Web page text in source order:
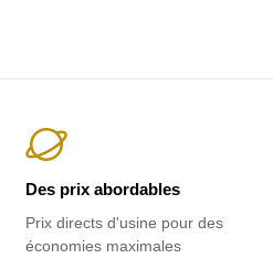
Des prix abordables
Prix ​​directs d'usine pour des
économies maximales